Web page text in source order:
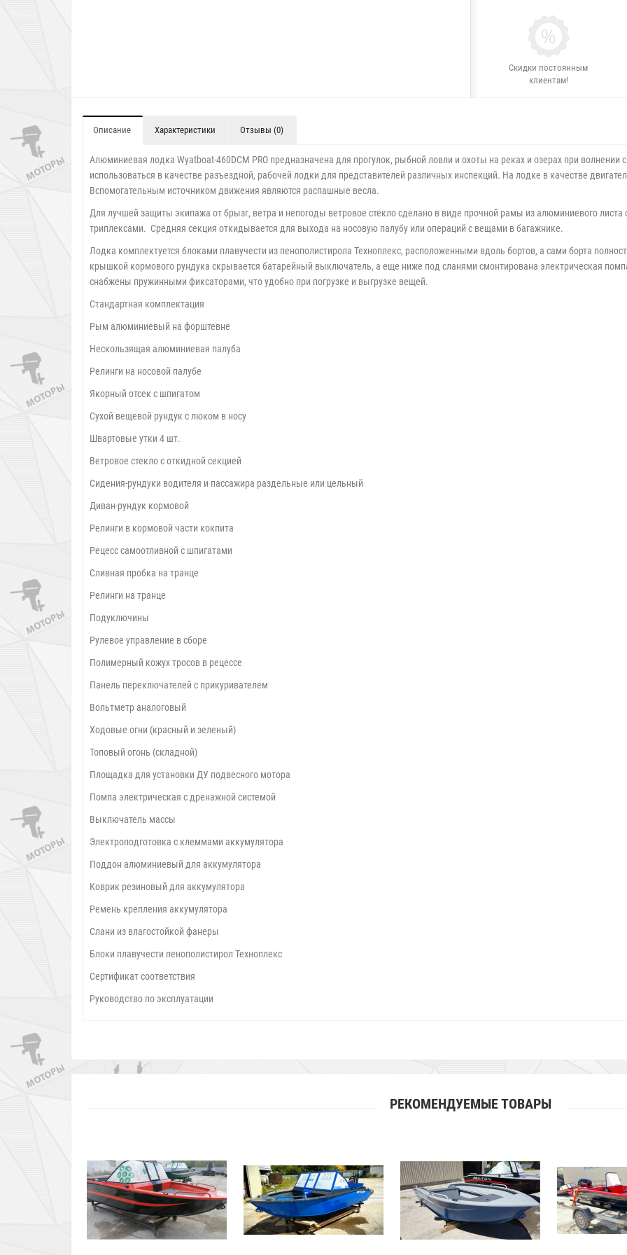
Скидки постоянным
клиентам!
Описание Характеристики Отзывы (0)
Алюминиевая лодка Wyatboat-460DСМ PRO предназначена для прогулок, рыбной ловли и охоты на реках и озерах при
использоваться в качестве разъездной, рабочей лодки для представителей различных инспекций. На лодке в качестве
Вспомогательным источником движения являются распашные весла.
Для лучшей защиты экипажа от брызг, ветра и непогоды ветровое стекло сделано в виде прочной рамы из алюминиевого листа
триплексами. Средняя секция откидывается для выхода на носовую палубу или операций с вещами в багажнике.
Лодка комплектуется блоками плавучести из пенополистирола Техноплекс, расположенными вдоль бортов, а сами борта
крышкой кормового рундука скрывается батарейный выключатель, а еще ниже под сланями смонтирована электрическая
снабжены пружинными фиксаторами, что удобно при погрузке и выгрузке вещей.
Стандартная комплектация
Рым алюминиевый на форштевне
Нескользящая алюминиевая палуба
Релинги на носовой палубе
Якорный отсек с шпигатом
Сухой вещевой рундук с люком в носу
Швартовые утки 4 шт.
Ветровое стекло с откидной секцией
Сидения-рундуки водителя и пассажира раздельные или цельный
Диван-рундук кормовой
Релинги в кормовой части кокпита
Рецесс самоотливной с шпигатами
Сливная пробка на транце
Релинги на транце
Подуключины
Рулевое управление в сборе
Полимерный кожух тросов в рецессе
Панель переключателей с прикуривателем
Вольтметр аналоговый
Ходовые огни (красный и зеленый)
Топовый огонь (складной)
Площадка для установки ДУ подвесного мотора
Помпа электрическая с дренажной системой
Выключатель массы
Электроподготовка с клеммами аккумулятора
Поддон алюминиевый для аккумулятора
Коврик резиновый для аккумулятора
Ремень крепления аккумулятора
Слани из влагостойкой фанеры
Блоки плавучести пенополистирол Техноплекс
Сертификат соответствия
Руководство по эксплуатации
РЕКОМЕНДУЕМЫЕ ТОВАРЫ